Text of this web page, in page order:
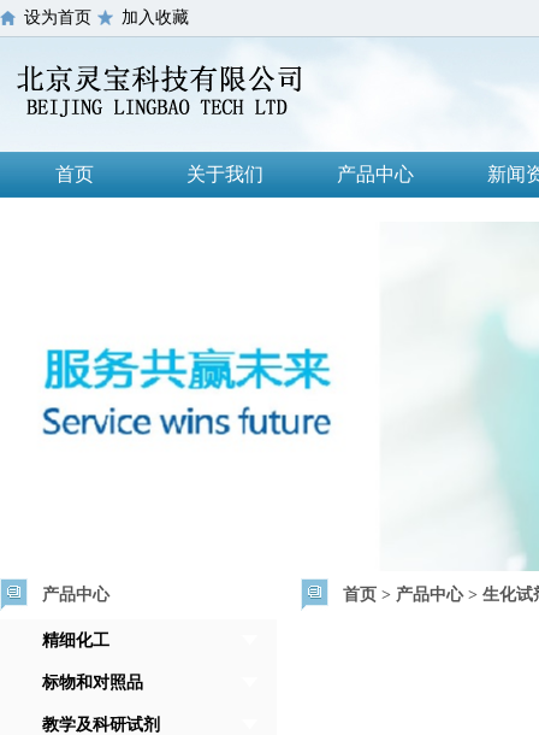
设为首页 加入收藏
首页 关于我们 产品中心 新闻
产品中心
精细化工
标物和对照品
教学及科研试剂
首页 > 产品中心> 生化试